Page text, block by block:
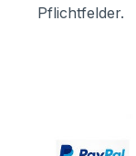
Pflichtfelder.